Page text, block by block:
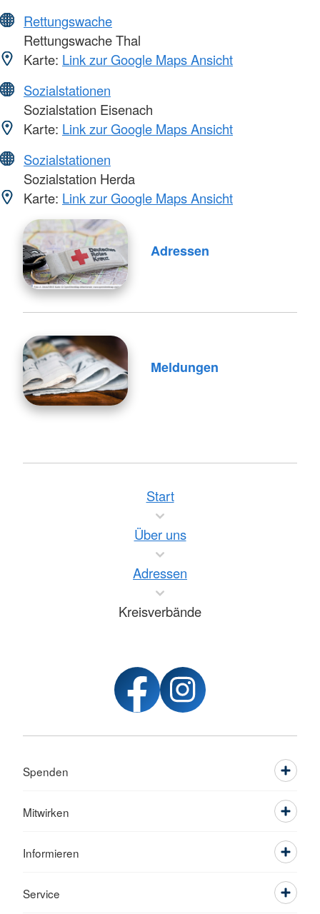
Rettungswache
Rettungswache Thal
Karte: Link zur Google Maps Ansicht
Sozialstationen
Sozialstation Eisenach
Karte: Link zur Google Maps Ansicht
Sozialstationen
Sozialstation Herda
Karte: Link zur Google Maps Ansicht
Adressen
Meldungen
Start
Über uns
Adressen
Kreisverbände
Spenden
Mitwirken
Informieren
Service